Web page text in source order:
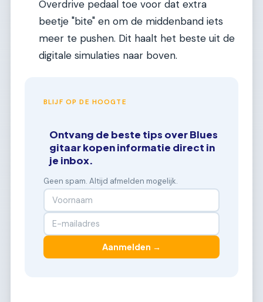
Overdrive pedaal toe voor dat extra
beetje "bite" en om de middenband iets
meer te pushen. Dit haalt het beste uit de
digitale simulaties naar boven.
BLIJF OP DE HOOGTE
Ontvang de beste tips over Blues
gitaar kopen informatie direct in
je inbox.
Geen spam. Altijd afmelden mogelijk.
Aanmelden →